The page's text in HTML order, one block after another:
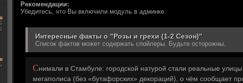
Рекомендации:
Убедитесь, что Вы включили модуль в админке.
Интересные факты о "Розы и грехи (1-2 Сезон)"
Список фактов может содержать спойлеры. Будьте осторожны.
Снимали в Стамбуле: городской натурой стали реальные
мегаполиса (без «бутафорских» декораций), о чём сообщает